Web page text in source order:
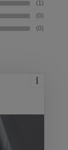
(1)
(0)
(0)